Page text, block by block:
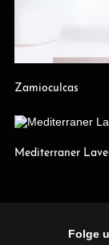
Zamioculcas
Mediterraner
Folge